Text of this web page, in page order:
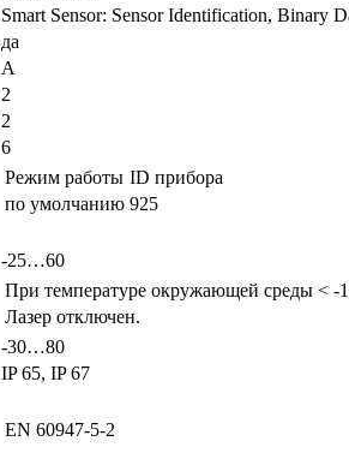
Smart Sensor: Sensor Identification, Binary
да
A
2
2
6
Режим работы ID прибора
по умолчанию 925
-25…60
При температуре окружающей среды < -
Лазер отключен.
-30…80
IP 65, IP 67
EN 60947-5-2